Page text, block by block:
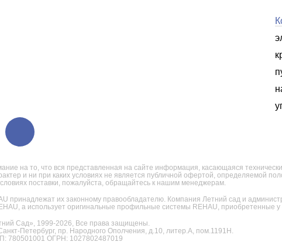
на то, что вся представленная на сайте информация, касающаяся
и ни при каких условиях не является публичной офертой, определяемой
поставки, пожалуйста, обращайтесь к нашим менеджерам.
принадлежат их законному правообладателю. Компания Летний сад и
а использует оригинальные профильные системы REHAU, приобретенные
Сад», 1999-2026, Все права защищены.
Петербург, пр. Народного Ополчения, д.10, литер.А, пом.1191Н.
780501001 ОГРН: 1027802487019